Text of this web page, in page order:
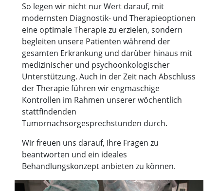
So legen wir nicht nur Wert darauf, mit
modernsten Diagnostik- und Therapieoptionen
eine optimale Therapie zu erzielen, sondern
begleiten unsere Patienten während der
gesamten Erkrankung und darüber hinaus mit
medizinischer und psychoonkologischer
Unterstützung. Auch in der Zeit nach Abschluss
der Therapie führen wir engmaschige
Kontrollen im Rahmen unserer wöchentlich
stattfindenden
Tumornachsorgesprechstunden durch.
Wir freuen uns darauf, Ihre Fragen zu
beantworten und ein ideales
Behandlungskonzept anbieten zu können.